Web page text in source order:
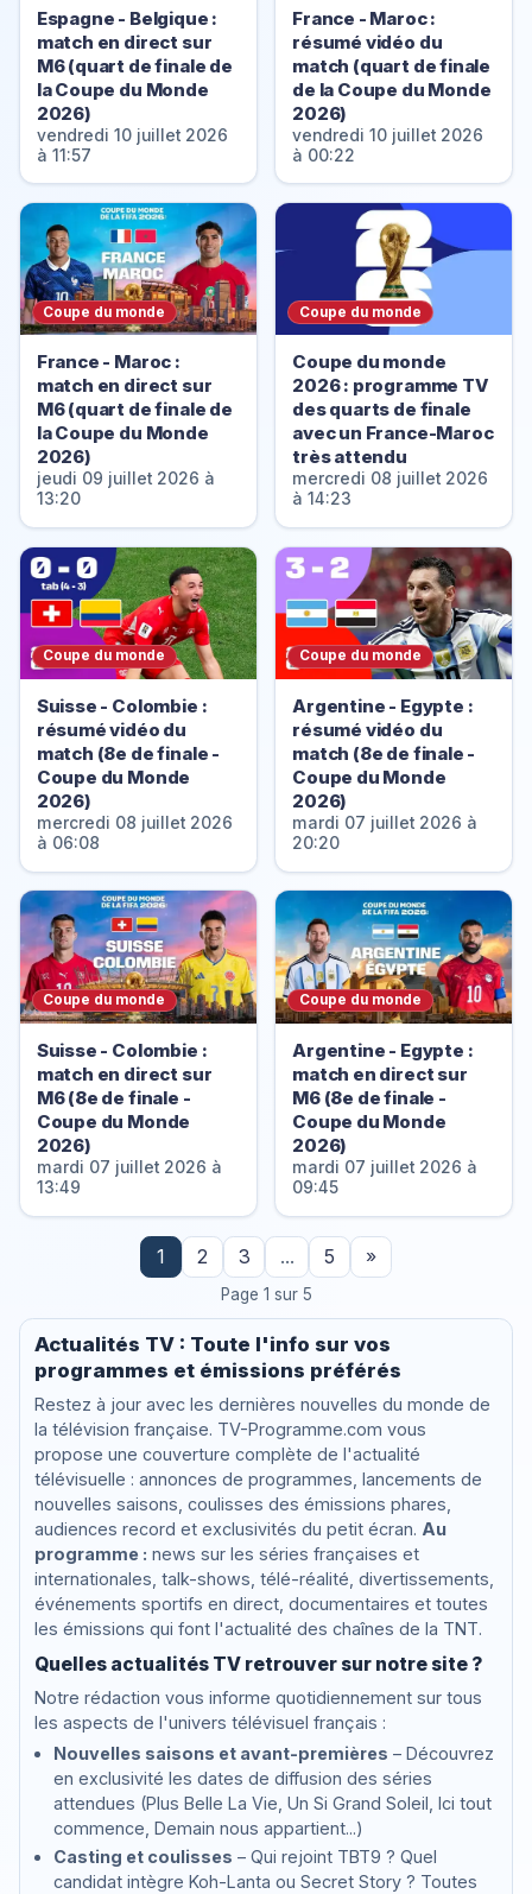
Espagne - Belgique :
match en direct sur
M6 (quart de finale de
la Coupe du Monde
2026)
vendredi 10 juillet 2026
à 11:57
France - Maroc :
résumé vidéo du
match (quart de finale
de la Coupe du Monde
2026)
vendredi 10 juillet 2026
à 00:22
Coupe du monde
France - Maroc :
match en direct sur
M6 (quart de finale de
la Coupe du Monde
2026)
jeudi 09 juillet 2026 à
13:20
Coupe du monde
Coupe du monde
2026 : programme TV
des quarts de finale
avec un France-Maroc
très attendu
mercredi 08 juillet 2026
à 14:23
Coupe du monde
Suisse - Colombie :
résumé vidéo du
match (8e de finale -
Coupe du Monde
2026)
mercredi 08 juillet 2026
à 06:08
Coupe du monde
Argentine - Egypte :
résumé vidéo du
match (8e de finale -
Coupe du Monde
2026)
mardi 07 juillet 2026 à
20:20
Coupe du monde
Suisse - Colombie :
match en direct sur
M6 (8e de finale -
Coupe du Monde
2026)
mardi 07 juillet 2026 à
13:49
Coupe du monde
Argentine - Egypte :
match en direct sur
M6 (8e de finale -
Coupe du Monde
2026)
mardi 07 juillet 2026 à
09:45
1 2 3 ... 5 »
Page 1 sur 5
Actualités TV : Toute l'info sur vos
programmes et émissions préférés
Restez à jour avec les dernières nouvelles du monde de
la télévision française. TV-Programme.com vous
propose une couverture complète de l'actualité
télévisuelle : annonces de programmes, lancements de
nouvelles saisons, coulisses des émissions phares,
audiences record et exclusivités du petit écran. Au
programme : news sur les séries françaises et
internationales, talk-shows, télé-réalité, divertissements,
événements sportifs en direct, documentaires et toutes
les émissions qui font l'actualité des chaînes de la TNT.
Quelles actualités TV retrouver sur notre site ?
Notre rédaction vous informe quotidiennement sur tous
les aspects de l'univers télévisuel français :
Nouvelles saisons et avant-premières – Découvrez
en exclusivité les dates de diffusion des séries
attendues (Plus Belle La Vie, Un Si Grand Soleil, Ici tout
commence, Demain nous appartient...)
Casting et coulisses – Qui rejoint TBT9 ? Quel
candidat intègre Koh-Lanta ou Secret Story ? Toutes